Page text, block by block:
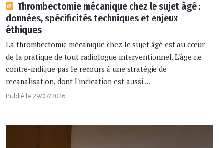
Thrombectomie mécanique chez le sujet âgé :
données, spécificités techniques et enjeux
éthiques
La thrombectomie mécanique chez le sujet âgé est au cœur
de la pratique de tout radiologue interventionnel. L'âge ne
contre-indique pas le recours à une stratégie de
recanalisation, dont l'indication est aussi ...
Publié le 29/07/2026